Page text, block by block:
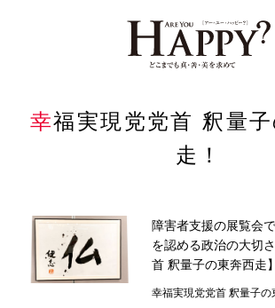
幸福実現党党首 釈量子の東奔西
走！
障害者支援の展覧会
を認める政治の大切
首 釈量子の東奔西走】
幸福実現党党首 釈量子の
子育て
歴史・社会・政治
仕事